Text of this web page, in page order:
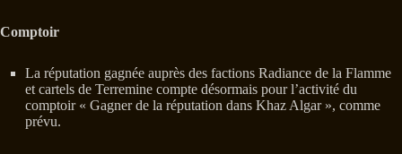
Comptoir
La réputation gagnée auprès des factions Radiance de la Flamme
et cartels de Terremine compte désormais pour l’activité du
comptoir « Gagner de la réputation dans Khaz Algar », comme
prévu.